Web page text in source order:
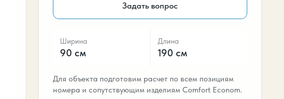
Задать вопрос
Ширина
90 см
Длина
190 см
Для объекта подготовим расчет по всем позициям
номера и сопутствующим изделиям Comfort Econom.